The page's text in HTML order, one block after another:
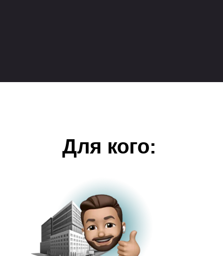
Для кого курс?
Для кого: